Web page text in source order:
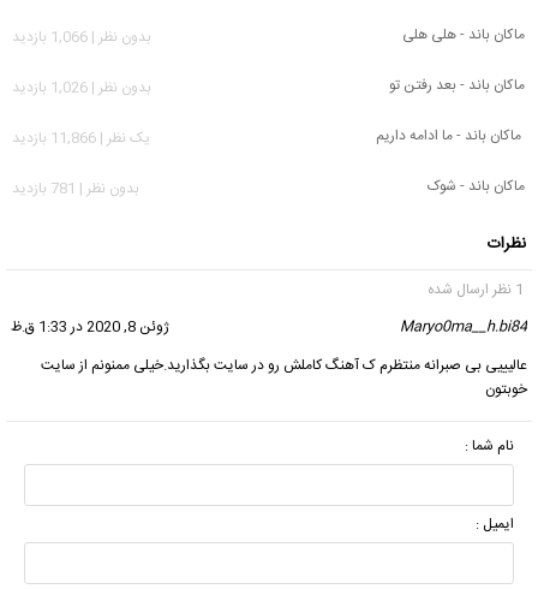
ماکان باند - هلی هلی
بدون نظر | 1,066 بازدید
ماکان باند - بعد رفتن تو
بدون نظر | 1,026 بازدید
ماکان باند - ما ادامه داریم
يک نظر | 11,866 بازدید
ماکان باند - شوک
بدون نظر | 781 بازدید
نظرات
1 نظر ارسال شده
Maryo0ma__h.bi84
ژوئن 8, 2020 در 1:33 ق.ظ
عالیییی بی صبرانه منتظرم ک آهنگ کاملش رو در سایت بگذارید.خیلی ممنونم از سایت
خوبتون
نام شما :
ایمیل :